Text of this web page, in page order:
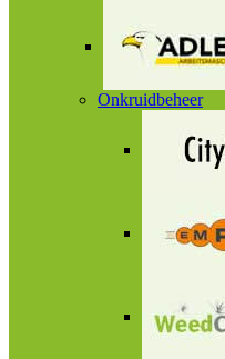
Onkruidbeheer